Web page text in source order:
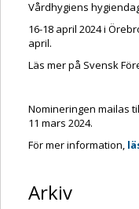
Vårdhygiens
16-18 april 2024 i
april.
Läs mer på Svensk
Nomineringen mailas
11 mars 2024.
För mer information,
Arkiv